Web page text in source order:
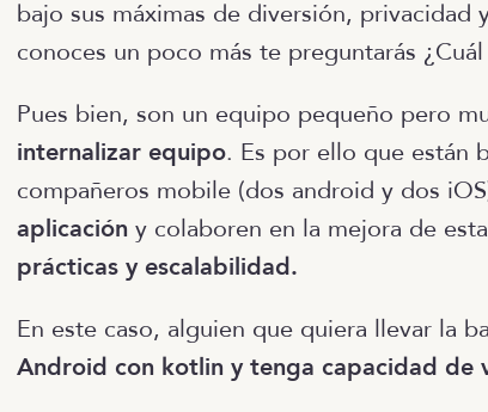
bajo sus máximas de diversión, privacidad
conoces un poco más te preguntarás
Pues bien, son un equipo pequeño pero
internalizar equipo. Es por ello que están
compañeros mobile (dos android y dos
aplicación y colaboren en la mejora de esta
prácticas y escalabilidad.
En este caso, alguien que quiera llevar la
Android con kotlin y tenga capacidad de